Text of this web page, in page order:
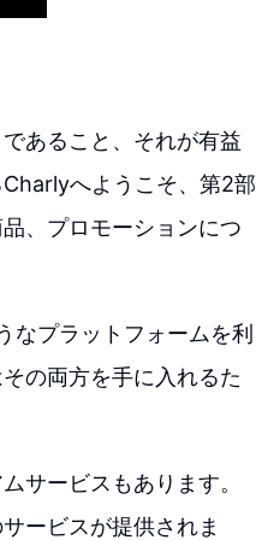
あること、それが有益
へようこそ、第2部
、プロモーションにつ
プラットフォームを利
の両方を手に入れるた
サービスもあります。
ービスが提供されま